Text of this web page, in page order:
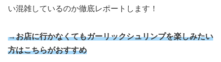
い混雑しているのか徹底レポートします！
→お店に行かなくてもガーリックシュリンプを楽しみたい
方はこちらがおすすめ